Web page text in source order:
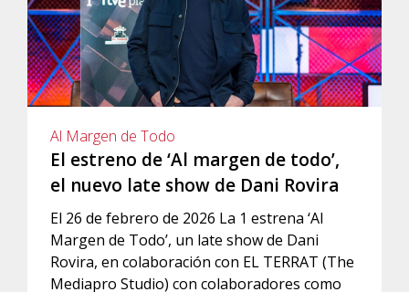
Al Margen de Todo
El estreno de ‘Al margen de todo’,
el nuevo late show de Dani Rovira
El 26 de febrero de 2026 La 1 estrena ‘Al
Margen de Todo’, un late show de Dani
Rovira, en colaboración con EL TERRAT (The
Mediapro Studio) con colaboradores como